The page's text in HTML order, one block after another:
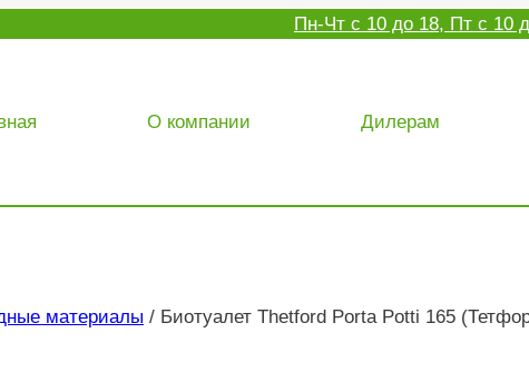
Пн-Чт с 10 до 18, Пт с 10
О компании Дилерам
материалы / Биотуалет Thetford Porta Potti 165